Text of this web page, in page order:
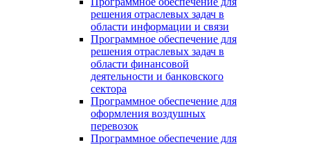
решения отраслевых задач в
области информации и связи
Программное обеспечение для
решения отраслевых задач в
области финансовой
деятельности и банковского
сектора
Программное обеспечение для
оформления воздушных
перевозок
Программное обеспечение для